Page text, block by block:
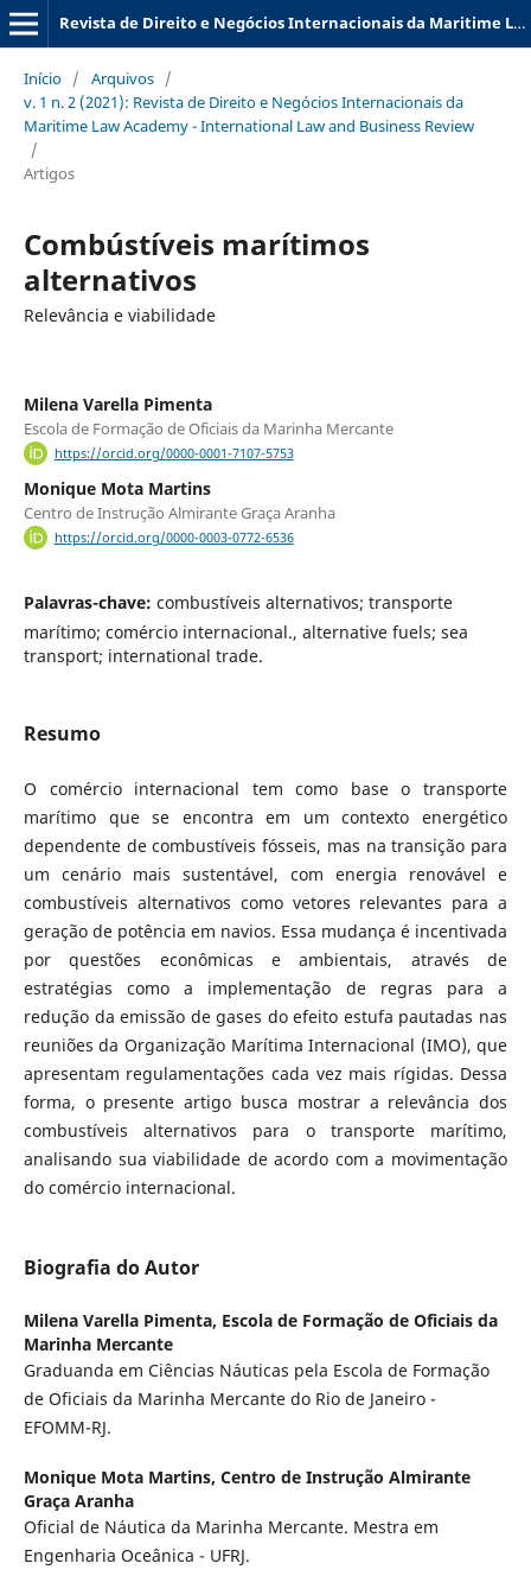
Revista de Direito e Negócios Internacionais da Maritime Law Academy - International Law and Business Review
Início / Arquivos /
v. 1 n. 2 (2021): Revista de Direito e Negócios Internacionais da
Maritime Law Academy - International Law and Business Review
/
Artigos
Combústíveis marítimos
alternativos
Relevância e viabilidade
Milena Varella Pimenta
Escola de Formação de Oficiais da Marinha Mercante
https://orcid.org/0000-0001-7107-5753
Monique Mota Martins
Centro de Instrução Almirante Graça Aranha
https://orcid.org/0000-0003-0772-6536
Palavras-chave: combustíveis alternativos; transporte
marítimo; comércio internacional., alternative fuels; sea
transport; international trade.
Resumo
O comércio internacional tem como base o transporte
marítimo que se encontra em um contexto energético
dependente de combustíveis fósseis, mas na transição para
um cenário mais sustentável, com energia renovável e
combustíveis alternativos como vetores relevantes para a
geração de potência em navios. Essa mudança é incentivada
por questões econômicas e ambientais, através de
estratégias como a implementação de regras para a
redução da emissão de gases do efeito estufa pautadas nas
reuniões da Organização Marítima Internacional (IMO), que
apresentam regulamentações cada vez mais rígidas. Dessa
forma, o presente artigo busca mostrar a relevância dos
combustíveis alternativos para o transporte marítimo,
analisando sua viabilidade de acordo com a movimentação
do comércio internacional.
Biografia do Autor
Milena Varella Pimenta, Escola de Formação de Oficiais da
Marinha Mercante
Graduanda em Ciências Náuticas pela Escola de Formação
de Oficiais da Marinha Mercante do Rio de Janeiro -
EFOMM-RJ.
Monique Mota Martins, Centro de Instrução Almirante
Graça Aranha
Oficial de Náutica da Marinha Mercante. Mestra em
Engenharia Oceânica - UFRJ.